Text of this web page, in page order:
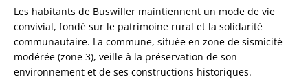
Les habitants de Buswiller maintiennent un mode de vie
convivial, fondé sur le patrimoine rural et la solidarité
communautaire. La commune, située en zone de sismicité
modérée (zone 3), veille à la préservation de son
environnement et de ses constructions historiques.